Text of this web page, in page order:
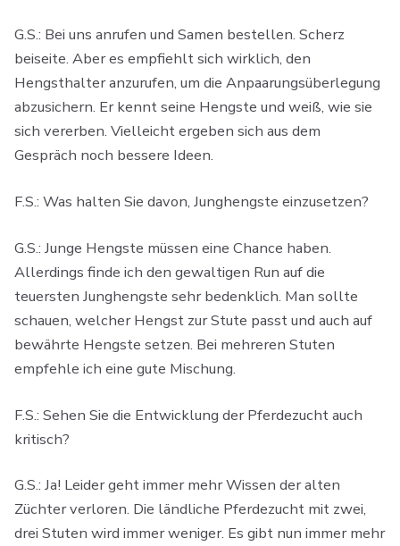
G.S.: Bei uns anrufen und Samen bestellen. Scherz
beiseite. Aber es empfiehlt sich wirklich, den
Hengsthalter anzurufen, um die Anpaarungsüberlegung
abzusichern. Er kennt seine Hengste und weiß, wie sie
sich vererben. Vielleicht ergeben sich aus dem
Gespräch noch bessere Ideen.
F.S.: Was halten Sie davon, Junghengste einzusetzen?
G.S.: Junge Hengste müssen eine Chance haben.
Allerdings finde ich den gewaltigen Run auf die
teuersten Junghengste sehr bedenklich. Man sollte
schauen, welcher Hengst zur Stute passt und auch auf
bewährte Hengste setzen. Bei mehreren Stuten
empfehle ich eine gute Mischung.
F.S.: Sehen Sie die Entwicklung der Pferdezucht auch
kritisch?
G.S.: Ja! Leider geht immer mehr Wissen der alten
Züchter verloren. Die ländliche Pferdezucht mit zwei,
drei Stuten wird immer weniger. Es gibt nun immer mehr